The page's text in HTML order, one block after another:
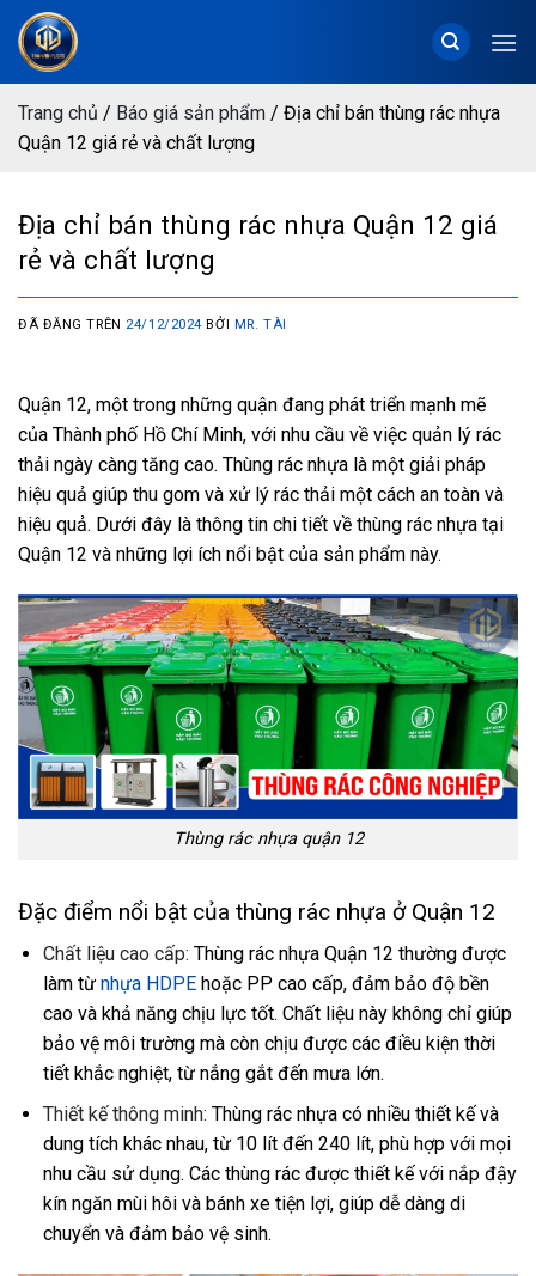
Chuyển
đến
dungTrang chủ / Báo giá sản phẩm / Địa chỉ bán thùng rác nhựa
Quận 12 giá rẻ và chất lượng
Địa chỉ bán thùng rác nhựa Quận 12 giá
rẻ và chất lượng
ĐÃ ĐĂNG TRÊN 24/12/2024 BỞI MR. TÀI
Quận 12, một trong những quận đang phát triển mạnh mẽ
của Thành phố Hồ Chí Minh, với nhu cầu về việc quản lý rác
thải ngày càng tăng cao. Thùng rác nhựa là một giải pháp
hiệu quả giúp thu gom và xử lý rác thải một cách an toàn và
hiệu quả. Dưới đây là thông tin chi tiết về thùng rác nhựa tại
Quận 12 và những lợi ích nổi bật của sản phẩm này.
Thùng rác nhựa quận 12
Đặc điểm nổi bật của thùng rác nhựa ở Quận 12
Chất liệu cao cấp: Thùng rác nhựa Quận 12 thường được
làm từ nhựa HDPEhoặc PP cao cấp, đảm bảo độ bền
cao và khả năng chịu lực tốt. Chất liệu này không chỉ giúp
bảo vệ môi trường mà còn chịu được các điều kiện thời
tiết khắc nghiệt, từ nắng gắt đến mưa lớn.
Thiết kế thông minh: Thùng rác nhựa có nhiều thiết kế và
dung tích khác nhau, từ 10 lít đến 240 lít, phù hợp với mọi
nhu cầu sử dụng. Các thùng rác được thiết kế với nắp đậy
kín ngăn mùi hôi và bánh xe tiện lợi, giúp dễ dàng di
chuyển và đảm bảo vệ sinh.